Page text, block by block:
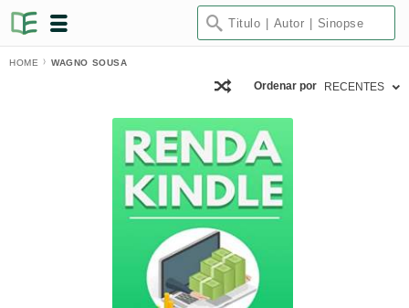
HOME WAGNO SOUSA
Ordenar por RECENTES